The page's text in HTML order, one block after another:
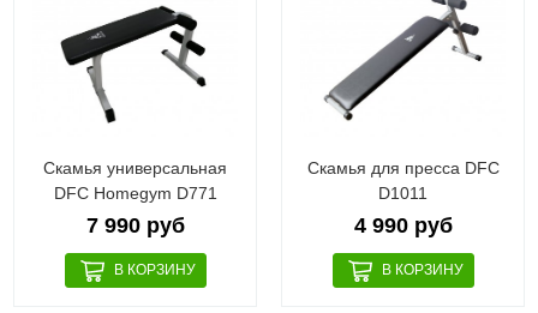
Скамья универсальная
DFC Homegym D771
7 990 руб
Скамья для пресса DFC
D1011
4 990 руб